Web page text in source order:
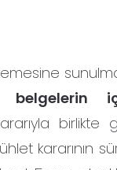
birlikte
kararının